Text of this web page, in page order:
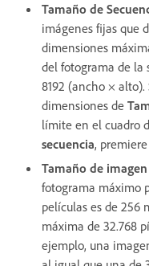
Tamaño de
imágenes fijas que
dimensiones
del fotograma de la
8192 (ancho ×
dimensiones de
límite en el cuadro
secuencia,
Tamaño de
fotograma máximo
películas es de 256
máxima de 32.768
ejemplo, una